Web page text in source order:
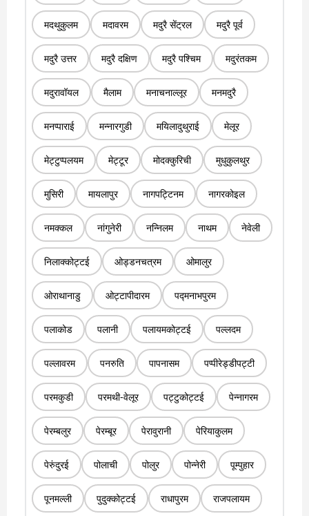
मदथुकुलम मदावरम मदुरै सेंट्रल मदुरै पूर्व
मदुरै उत्तर मदुरै दक्षिण मदुरै पश्चिम मदुरंतकम
मदुरावॉयल मैलाम मनाचनाल्लूर मनमदुरै
मनप्पाराई मन्नारगुडी मयिलादुथुराई मेलूर
मेट्टुप्पलयम मेट्टूर मोदक्कुरिची मुधुकुलथुर
मुसिरी मायलापुर नागपट्टिनम नागरकोइल
नमक्कल नांगुनेरी नन्निलम नाथम नेवेली
निलाक्कोट्टई ओड्डनचत्रम ओमालुर
ओराथानाडु ओट्टापीदारम पद्मनाभपुरम
पलाकोड पलानी पलायमकोट्टई पल्लदम
पल्लावरम पनरुति पापनासम पप्पीरेड्डीपट्टी
परमकुडी परमथी-वेलूर पट्टुकोट्टई पेन्नागरम
पेरम्बलुर पेरम्बूर पेरावुरानी पेरियाकुलम
पेरुंदुरई पोलाची पोलुर पोन्नेरी पूम्पुहार
पूनमल्ली पुदुक्कोट्टई राधापुरम राजपलायम